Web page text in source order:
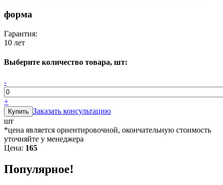
форма
Гарантия:
10 лет
Выберите количество товара, шт:
-
+
Заказать консультацию
шт
*цена является ориентировочной, окончательную стоимость
уточняйте у менеджера
Цена: 165
Популярное!